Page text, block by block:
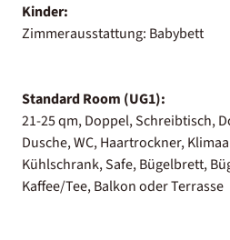
Kinder:
Zimmerausstattung: Babybett
Standard Room (UG1):
21-25 qm, Doppel, Schreibtisch,
Dusche, WC, Haartrockner,
Kühlschrank, Safe, Bügelbrett,
Kaffee/Tee, Balkon oder Terrasse